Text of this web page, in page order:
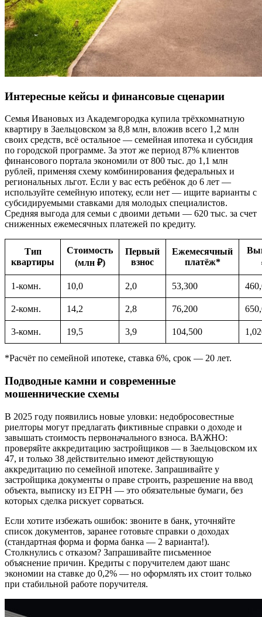
Интересные кейсы и финансовые сценарии
Семья Ивановых из Академгородка купила трёхкомнатную
квартиру в Заельцовском за 8,8 млн, вложив всего 1,2 млн
своих средств, всё остальное — семейная ипотека и субсидия
по городской программе. За этот же период 87% клиентов
финансового портала экономили от 800 тыс. до 1,1 млн
рублей, применяя схему комбинирования федеральных и
региональных льгот. Если у вас есть ребёнок до 6 лет —
используйте семейную ипотеку, если нет — ищите варианты с
субсидируемыми ставками для молодых специалистов.
Средняя выгода для семьи с двоими детьми — 620 тыс. за счет
сниженных ежемесячных платежей по кредиту.
Тип
квартиры
Стоимость
(млн ₽)
Первый
взнос
Ежемесячный
платёж*
1-комн. 10,0 2,0 53,300
2-комн. 14,2 2,8 76,200
3-комн. 19,5 3,9 104,500
*Расчёт по семейной ипотеке, ставка 6%, срок — 20 лет.
Подводные камни и современные
мошеннические схемы
В 2025 году появились новые уловки: недобросовестные
риелторы могут предлагать фиктивные справки о доходе и
завышать стоимость первоначального взноса. ВАЖНО:
проверяйте аккредитацию застройщиков — в Заельцовском их
47, и только 38 действительно имеют действующую
аккредитацию по семейной ипотеке. Запрашивайте у
застройщика документы о праве строить, разрешение на ввод
объекта, выписку из ЕГРН — это обязательные бумаги, без
которых сделка рискует сорваться.
Если хотите избежать ошибок: звоните в банк, уточняйте
список документов, заранее готовьте справки о доходах
(стандартная форма и форма банка — 2 варианта!).
Столкнулись с отказом? Запрашивайте письменное
объяснение причин. Кредиты с поручителем дают шанс
экономии на ставке до 0,2% — но оформлять их стоит только
при стабильной работе поручителя.